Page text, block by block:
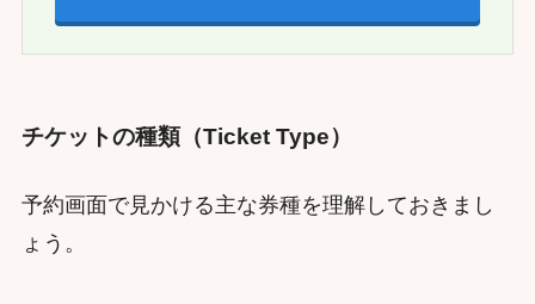
チケットの種類（Ticket Type）
予約画面で見かける主な券種を理解しておきまし
ょう。